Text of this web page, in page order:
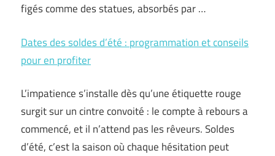
figés comme des statues, absorbés par …
Dates des soldes d’été : programmation et conseils
pour en profiter
L’impatience s’installe dès qu’une étiquette rouge
surgit sur un cintre convoité : le compte à rebours a
commencé, et il n’attend pas les rêveurs. Soldes
d’été, c’est la saison où chaque hésitation peut